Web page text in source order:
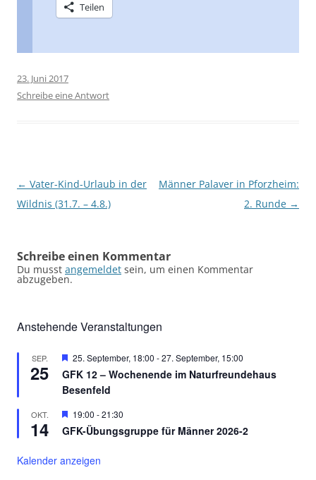
Teilen
23. Juni 2017
Schreibe eine Antwort
Beitragsnavigation
← Vater-Kind-Urlaub in der
Wildnis (31.7. – 4.8.)
Männer Palaver in Pforzheim:
2. Runde →
Schreibe einen Kommentar
Du musst angemeldet sein, um einen Kommentar
abzugeben.
Anstehende Veranstaltungen
SEP.
25
Hervorgehoben
25. September, 18:00 -27. September, 15:00
GFK 12 – Wochenende im Naturfreundehaus
Besenfeld
OKT.
14
Hervorgehoben
19:00 -21:30
GFK-Übungsgruppe für Männer 2026-2
Kalender anzeigen